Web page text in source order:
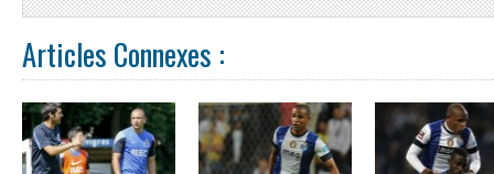
Articles Connexes :